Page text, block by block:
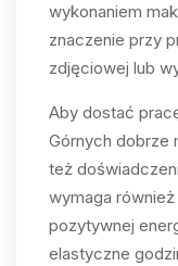
wykonaniem
znaczenie przy
zdjęciowej lub
Aby dostać
Górnych dobrze
też
wymaga
pozytywnej
elastyczne